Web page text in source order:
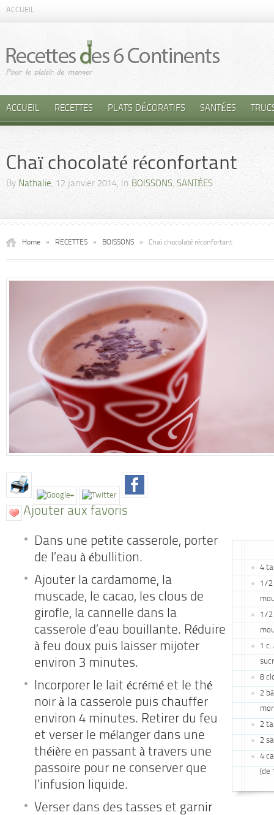
ACCUEIL
ACCUEIL RECETTES PLATS DÉCORATIFS SANTÉES
Chaï chocolaté réconfortant
By Nathalie, 12 janvier 2014, In BOISSONS,SANTÉES
Home » RECETTES » BOISSONS » Chaï chocolaté réconfortant
Ajouter aux favoris
4
1/2
1/2
1 c.
8
2
2
2
4
(de
Dans une petite casserole, porter
de l’eau à ébullition.
Ajouter la cardamome, la
muscade, le cacao, les clous de
girofle, la cannelle dans la
casserole d’eau bouillante. Réduire
à feu doux puis laisser mijoter
environ 3 minutes.
Incorporer le lait écrémé et le thé
noir à la casserole puis chauffer
environ 4 minutes. Retirer du feu
et verser le mélanger dans une
théière en passant à travers une
passoire pour ne conserver que
l’infusion liquide.
Verser dans des tasses et garnir